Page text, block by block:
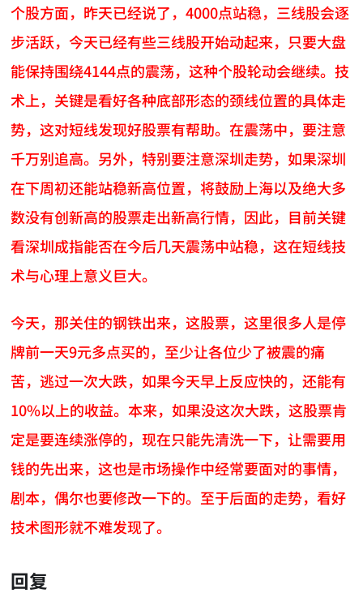
个股方面，昨天已经说了，4000点站稳，三线股会逐
步活跃，今天已经有些三线股开始动起来，只要大盘
能保持围绕4144点的震荡，这种个股轮动会继续。技
术上，关键是看好各种底部形态的颈线位置的具体走
势，这对短线发现好股票有帮助。在震荡中，要注意
千万别追高。另外，特别要注意深圳走势，如果深圳
在下周初还能站稳新高位置，将鼓励上海以及绝大多
数没有创新高的股票走出新高行情，因此，目前关键
看深圳成指能否在今后几天震荡中站稳，这在短线技
术与心理上意义巨大。
今天，那关住的钢铁出来，这股票，这里很多人是停
牌前一天9元多点买的，至少让各位少了被震的痛
苦，逃过一次大跌，如果今天早上反应快的，还能有
10%以上的收益。本来，如果没这次大跌，这股票肯
定是要连续涨停的，现在只能先清洗一下，让需要用
钱的先出来，这也是市场操作中经常要面对的事情，
剧本，偶尔也要修改一下的。至于后面的走势，看好
技术图形就不难发现了。
回复